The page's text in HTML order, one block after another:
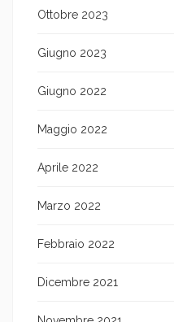
Ottobre 2023
Giugno 2023
Giugno 2022
Maggio 2022
Aprile 2022
Marzo 2022
Febbraio 2022
Dicembre 2021